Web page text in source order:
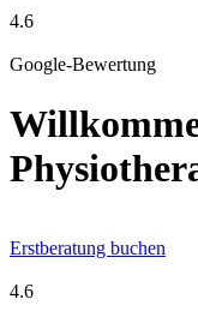
4.6
Google-Bewertung
Erstberatung buchen
4.6